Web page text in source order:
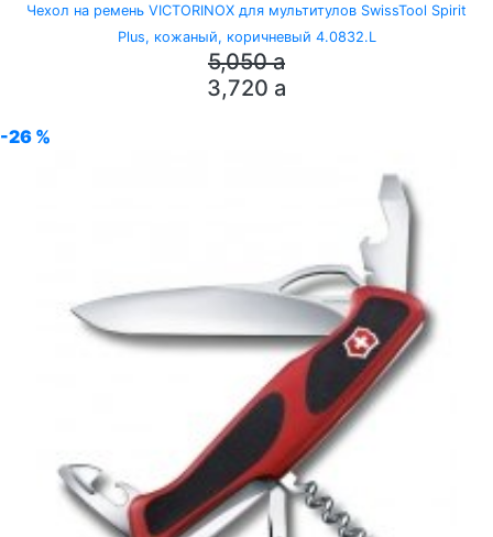
Чехол на ремень VICTORINOX для мультитулов SwissTool Spirit
Plus, кожаный, коричневый 4.0832.L
5,050a
3,720 a
-26 %